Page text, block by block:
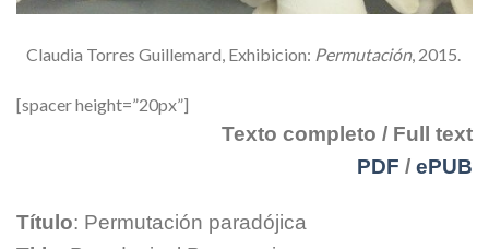
Claudia Torres Guillemard, Exhibicion: Permutación, 2015.
[spacer height=”20px”]
Texto completo / Full text
PDF / ePUB
Título: Permutación paradójica